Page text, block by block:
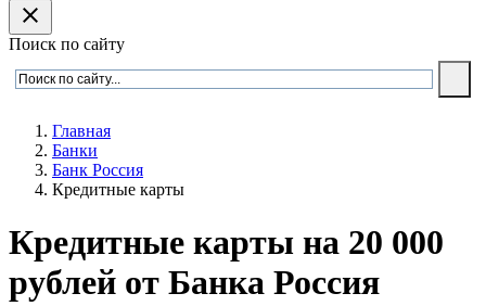
close
Поиск по сайту
Главная
Банки
Банк Россия
Кредитные карты
Кредитные карты на 20 000
рублей от Банка Россия